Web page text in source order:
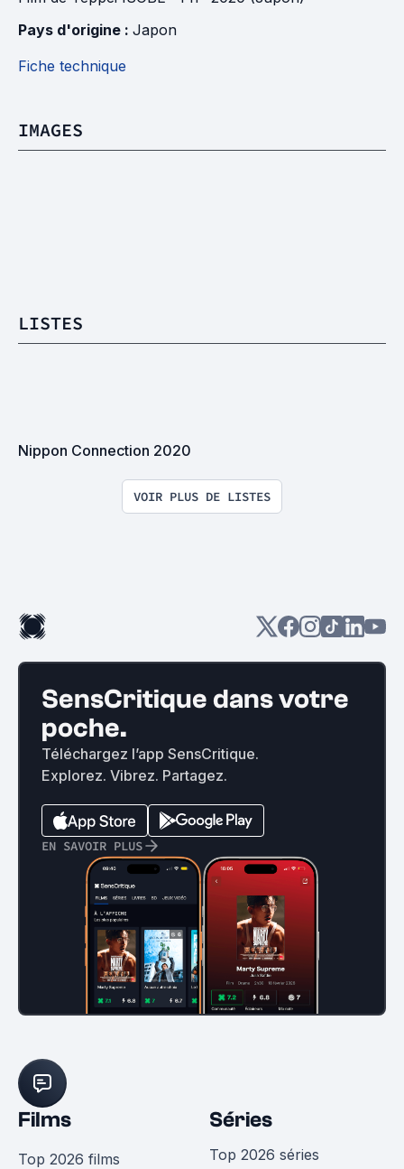
Pays d'origine : Japon
Fiche technique
IMAGES
LISTES
Nippon Connection 2020
VOIR PLUS DE LISTES
SensCritique dans votre
poche.
Téléchargez l’app SensCritique.
Explorez. Vibrez. Partagez.
EN SAVOIR PLUS
Films
Top 2026 films
Séries
Top 2026 séries